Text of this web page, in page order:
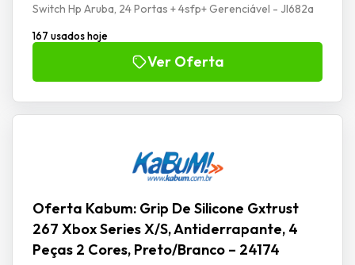
Switch Hp Aruba, 24 Portas + 4sfp+ Gerenciável - Jl682a
167 usados hoje
Ver Oferta
Oferta Kabum: Grip De Silicone Gxtrust
267 Xbox Series X/S, Antiderrapante, 4
Peças 2 Cores, Preto/Branco – 24174